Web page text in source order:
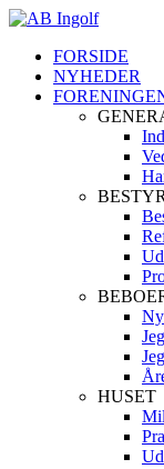
FORSIDE
NYHEDER
HUSET